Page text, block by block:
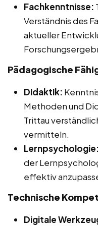
Fachkenntnisse:
Verständnis des
aktueller
Pädagogische
Didaktik:
Methoden und
Trittau
vermitteln.
Lernpsychologie:
der
effektiv
Technische
Digitale